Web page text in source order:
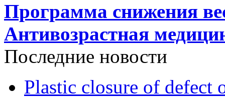
Программа снижения
Антивозрастная
Последние новости
Plastic closure of defect